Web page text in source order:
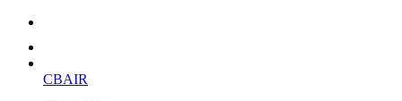
CBAIR